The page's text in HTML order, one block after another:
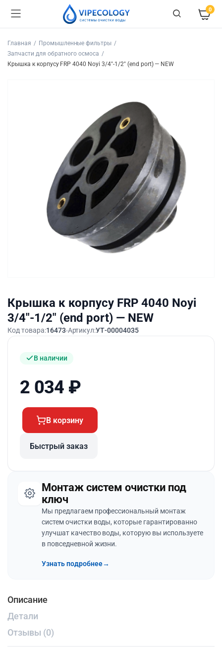
0
Главная
Промышленные фильтры
Запчасти для обратного осмоса
Крышка к корпусу FRP 4040 Noyi 3/4″-1/2″ (end port) — NEW
Крышка к корпусу FRP 4040 Noyi
3/4″-1/2″ (end port) — NEW
Код товара:16473 Артикул:УТ-00004035
В наличии
2 034 ₽
В корзину
Быстрый заказ
Монтаж систем очистки под
ключ
Мы предлагаем профессиональный монтаж
систем очистки воды, которые гарантированно
улучшат качество воды, которую вы используете
в повседневной жизни.
Узнать подробнее→
Описание
Детали
Отзывы (0)